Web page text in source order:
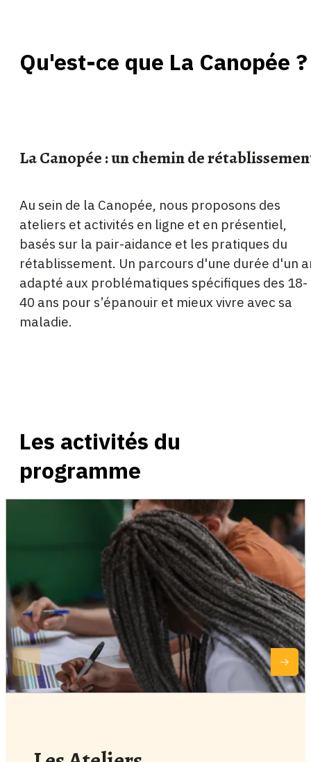
Qu'est-ce que La Canopée ?
La Canopée : un chemin de
Au sein de la Canopée, nous proposons des
ateliers et activités en ligne et en présentiel,
basés sur la pair-aidance et les pratiques du
rétablissement. Un parcours d'une durée d'un
adapté aux problématiques spécifiques des 18-
40 ans pour s’épanouir et mieux vivre avec sa
maladie.
Les activités du
programme